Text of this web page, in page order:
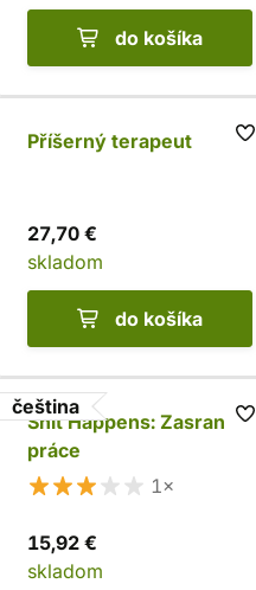
do košíka
Příšerný terapeut
27,70 €
skladom
do košíka
čeština
Shit Happens: Zasraná
práce
1×
15,92 €
skladom